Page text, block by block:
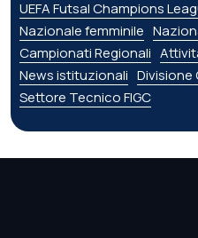
UEFA Futsal Champions
Nazionale femminile
Campionati Regionali
News istituzionali Divisione
Settore Tecnico FIGC